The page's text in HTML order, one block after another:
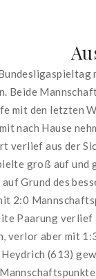
Beide
mit den letzten
nach Hause
verlief aus der
groß auf und
auf Grund des
2:0
Paarung verlief
verlor aber mit
(613)